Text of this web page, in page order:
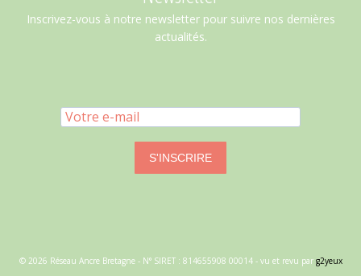
Inscrivez-vous à notre newsletter pour suivre nos dernières
actualités.
S'INSCRIRE
© 2026 Réseau Ancre Bretagne - N° SIRET : 814655908 00014 - vu et revu par g2yeux